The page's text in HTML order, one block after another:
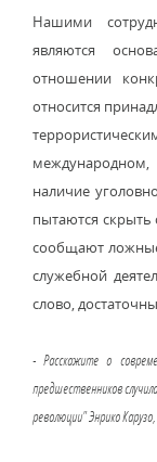
Нашими
являются
отношении
относится
наличие
пытаются скрыть
сообщают
служебной
слово,
- Расскажите о
предшественников
революции" Энрико